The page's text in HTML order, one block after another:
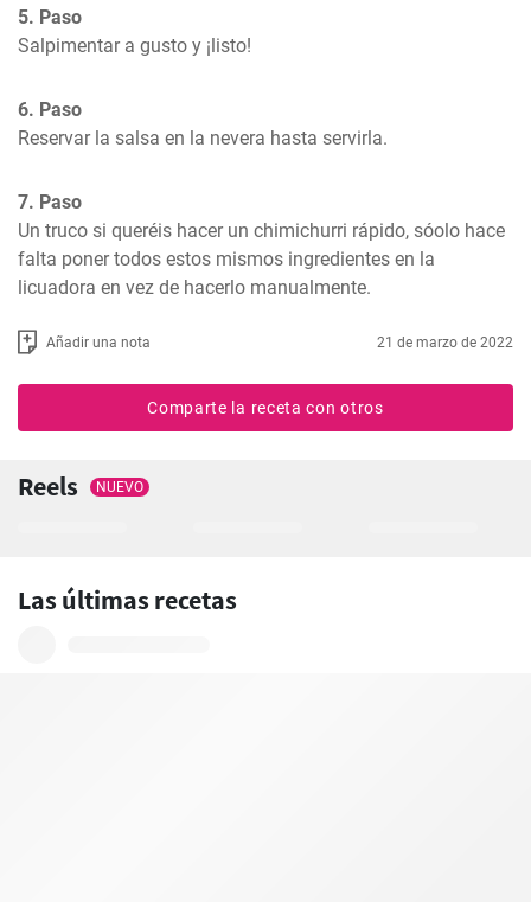
5. Paso
Salpimentar a gusto y ¡listo!
6. Paso
Reservar la salsa en la nevera hasta servirla.
7. Paso
Un truco si queréis hacer un chimichurri rápido, sóolo hace
falta poner todos estos mismos ingredientes en la
licuadora en vez de hacerlo manualmente.
Añadir una nota 21 de marzo de 2022
Comparte la receta con otros
Reels NUEVO
Las últimas recetas